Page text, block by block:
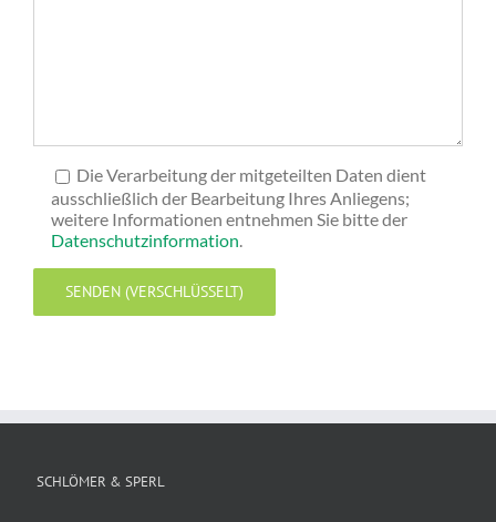
Die Verarbeitung der mitgeteilten Daten dient
ausschließlich der Bearbeitung Ihres Anliegens;
weitere Informationen entnehmen Sie bitte der
Datenschutzinformation.
SCHLÖMER & SPERL